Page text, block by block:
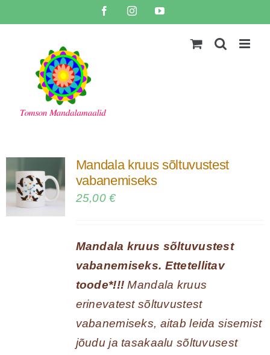
to
FacebookInstagramYouTube
Mandala kruus sõltuvustest
vabanemiseks
25,00€
Mandala kruus sõltuvustest
vabanemiseks. Ettetellitav
toode*!!! Mandala kruus
erinevatest sõltuvustest
vabanemiseks, aitab leida sisemist
jõudu ja tasakaalu sõltuvusest